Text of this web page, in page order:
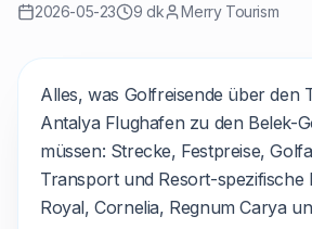
2026-05-23 9 dk Merry Tourism
Alles, was Golfreisende über den
Antalya Flughafen zu den Belek-
müssen: Strecke, Festpreise,
Transport und Resort-spezifische
Royal, Cornelia, Regnum Carya